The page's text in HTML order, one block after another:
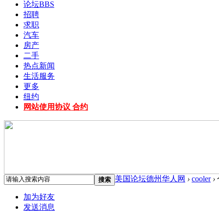
论坛BBS
招聘
求职
汽车
房产
二手
热点新闻
生活服务
更多
纽约
网站使用协议 合约
搜索 美国论坛德州华人网 › cooler ›
加为好友
发送消息